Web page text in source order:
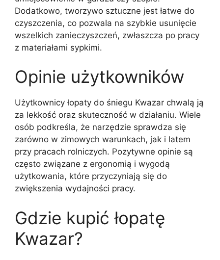
Dodatkowo, tworzywo sztuczne jest łatwe do
czyszczenia, co pozwala na szybkie usunięcie
wszelkich zanieczyszczeń, zwłaszcza po pracy
z materiałami sypkimi.
Opinie użytkowników
Użytkownicy łopaty do śniegu Kwazar chwalą ją
za lekkość oraz skuteczność w działaniu. Wiele
osób podkreśla, że narzędzie sprawdza się
zarówno w zimowych warunkach, jak i latem
przy pracach rolniczych. Pozytywne opinie są
często związane z ergonomią i wygodą
użytkowania, które przyczyniają się do
zwiększenia wydajności pracy.
Gdzie kupić łopatę
Kwazar?